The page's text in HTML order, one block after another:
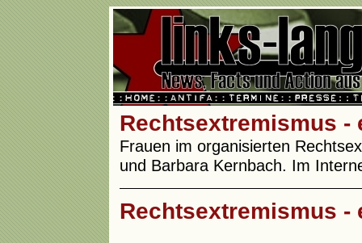
Rechtsextremismus -
Frauen im organisierten
und Barbara Kernbach. Im
Rechtsextremismus -